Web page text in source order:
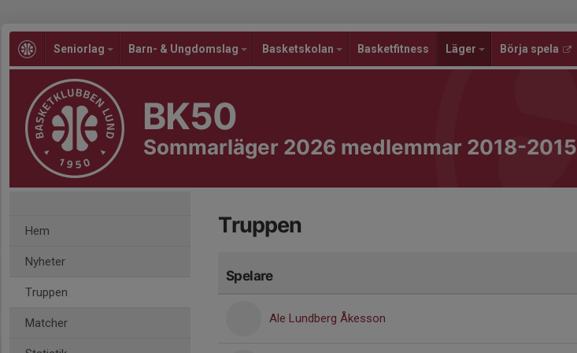
Seniorlag Barn- & Ungdomslag Basketskolan Basketfitness Läger Börja spela
BK50
Sommarläger 2026 medlemmar 2018-2015
Hem
Nyheter
Truppen
Matcher
Truppen
Spelare
Ale Lundberg Åkesson